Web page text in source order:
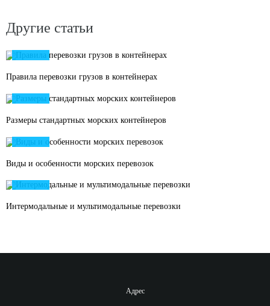
Другие статьи
Правила перевозки грузов в контейнерах
13
Размеры стандартных морских контейнеров
18
Виды и особенности морских перевозок
07
Интермодальные и мультимодальные перевозки
Адрес